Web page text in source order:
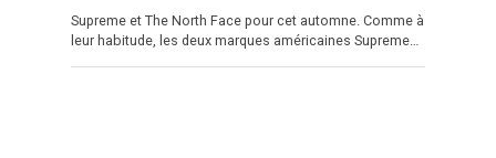
Supreme et The North Face pour cet automne. Comme à
leur habitude, les deux marques américaines Supreme…